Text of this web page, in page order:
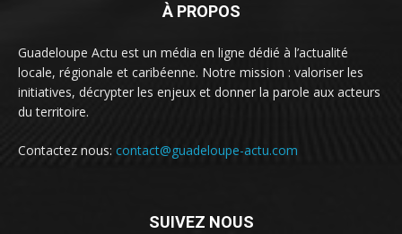
À PROPOS
Guadeloupe Actu est un média en ligne dédié à l’actualité
locale, régionale et caribéenne. Notre mission : valoriser les
initiatives, décrypter les enjeux et donner la parole aux acteurs
du territoire.
Contactez nous: contact@guadeloupe-actu.com
SUIVEZ NOUS